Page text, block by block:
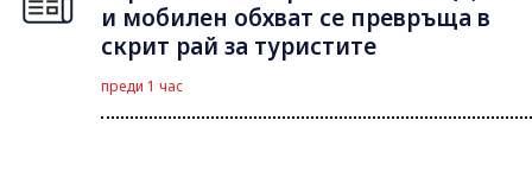
и мобилен обхват се превръща в
скрит рай за туристите
преди 1 час